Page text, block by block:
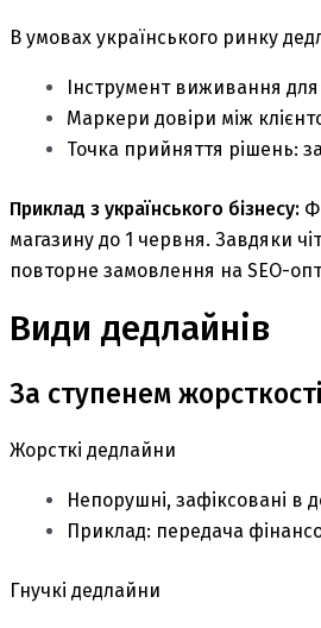
В умовах українського ринку
Інструмент виживання для
Маркери довіри між
Точка прийняття рішень:
Приклад з українського бізнесу:
магазину до 1 червня. Завдяки
повторне замовлення на SEO-
Види дедлайнів
За ступенем
Жорсткі дедлайни
Непорушні, зафіксовані в
Приклад: передача
Гнучкі дедлайни